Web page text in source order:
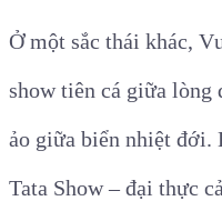
Ở một sắc thái khác,
show tiên cá giữa
ảo giữa biển nhiệt đới.
Tata Show – đại thực